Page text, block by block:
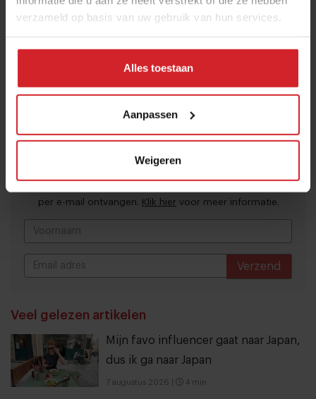
verzameld op basis van uw gebruik van hun services.
Alles toestaan
Aanpassen
Weigeren
Meld je gratis aan voor het Food Inspiration
Ja, ik wil graag eens per maand het digitale magazine
met de laatste trends, culinaire inspiratie, interviews,
conceptwatching en hotspots van Food Inspiration
per e-mail ontvangen. Klik hier voor meer informatie.
Verzend
Veel gelezen artikelen
Mijn favo influencer gaat naar Japan,
dus ik ga naar Japan
7 augustus 2026 4 min